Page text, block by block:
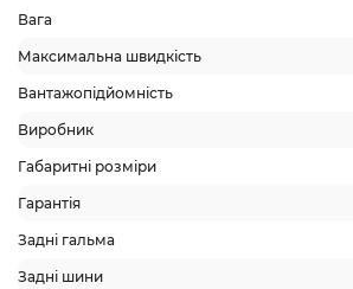
Вага
Максимальна швидкість
Вантажопідйомність
Виробник
Габаритні розміри
Гарантія
Задні гальма
Задні шини